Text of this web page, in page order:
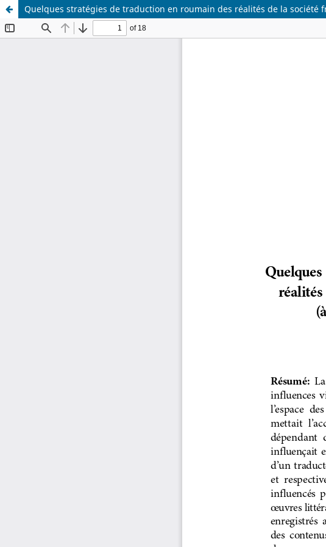
Quelques stratégies de traduction en roumain des réalités de la société